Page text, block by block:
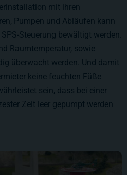
mit ihren
Pumpen und Abläufen kann
Steuerung bewältigt werden.
Raumtemperatur, sowie
überwacht werden. Und damit
keine feuchten Füße
sein, dass bei einer
Zeit leer gepumpt werden